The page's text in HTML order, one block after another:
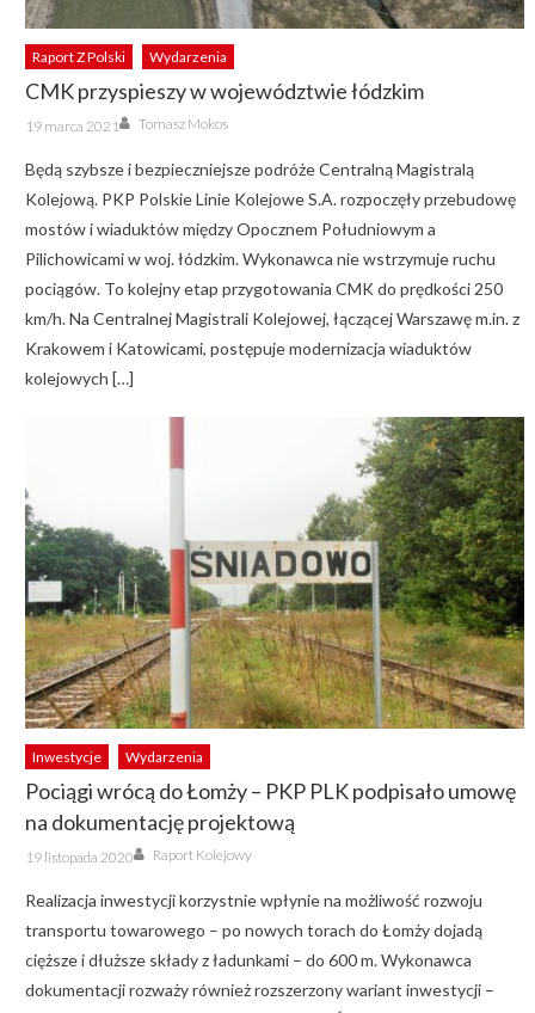
Raport Z Polski Wydarzenia
CMK przyspieszy w województwie łódzkim
Posted
on
19 marca 2021 Author
Tomasz Mokos
Będą szybsze i bezpieczniejsze podróże Centralną Magistralą
Kolejową. PKP Polskie Linie Kolejowe S.A. rozpoczęły przebudowę
mostów i wiaduktów między Opocznem Południowym a
Pilichowicami w woj. łódzkim. Wykonawca nie wstrzymuje ruchu
pociągów. To kolejny etap przygotowania CMK do prędkości 250
km/h. Na Centralnej Magistrali Kolejowej, łączącej Warszawę m.in. z
Krakowem i Katowicami, postępuje modernizacja wiaduktów
kolejowych […]
Inwestycje Wydarzenia
Pociągi wrócą do Łomży – PKP PLK podpisało umowę
na dokumentację projektową
Posted
on
19 listopada 2020 Author
Raport Kolejowy
Realizacja inwestycji korzystnie wpłynie na możliwość rozwoju
transportu towarowego – po nowych torach do Łomży dojadą
cięższe i dłuższe składy z ładunkami – do 600 m. Wykonawca
dokumentacji rozważy również rozszerzony wariant inwestycji –